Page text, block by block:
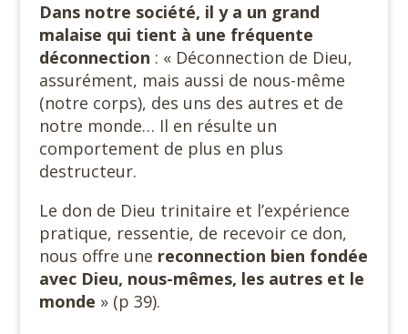
Dans notre société, il y a un grand
malaise qui tient à une fréquente
déconnection : « Déconnection de Dieu,
assurément, mais aussi de nous-même
(notre corps), des uns des autres et de
notre monde… Il en résulte un
comportement de plus en plus
destructeur.
Le don de Dieu trinitaire et l’expérience
pratique, ressentie, de recevoir ce don,
nous offre une reconnection bien fondée
avec Dieu, nous-mêmes, les autres et le
monde » (p 39).